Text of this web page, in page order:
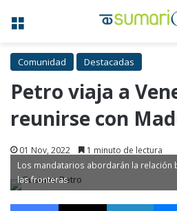
Menú
Comunidad Destacadas
Petro viaja a
reunirse con
01 Nov, 2022 1 minuto de lectura
Los mandatarios abordarán la relación
las fronteras
Facebook X